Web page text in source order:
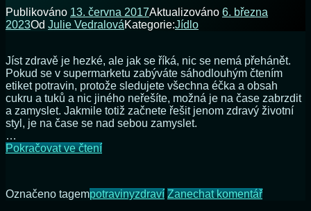
Proč
a
jak
své
tělo?
Publikováno 13. června 2017Aktualizováno 6. března
2023Od Julie VedralováKategorie:Jídlo
Jíst zdravě je hezké, ale jak se říká, nic se nemá přehánět.
Pokud se v supermarketu zabýváte sáhodlouhým čtením
etiket potravin, protože sledujete všechna éčka a obsah
cukru a tuků a nic jiného neřešíte, možná je na čase zabrzdit
a zamyslet. Jakmile totiž začnete řešit jenom zdravý životní
styl, je na čase se nad sebou zamyslet.
…
Pokračovat ve čteníPozor,
je
Označeno tagempotravinyzdraví Zanechat komentářna